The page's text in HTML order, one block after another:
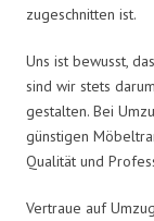
zugeschnitten ist.
Uns ist bewusst,
sind wir stets
gestalten. Bei
günstigen
Qualität und
Vertraue auf